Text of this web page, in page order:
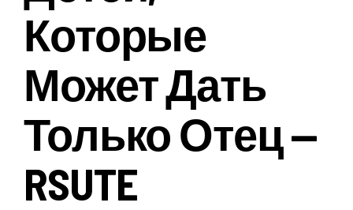
Которые
Может Дать
Только Отец —
RSUTE